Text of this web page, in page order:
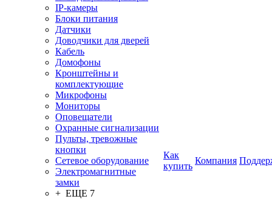
IP-камеры
Блоки питания
Датчики
Доводчики для дверей
Кабель
Домофоны
Кронштейны и
комплектующие
Микрофоны
Мониторы
Оповещатели
Охранные сигнализации
Пульты, тревожные
кнопки
Сетевое оборудование
Электромагнитные
замки
+ ЕЩЕ 7
Как
купить
Компания